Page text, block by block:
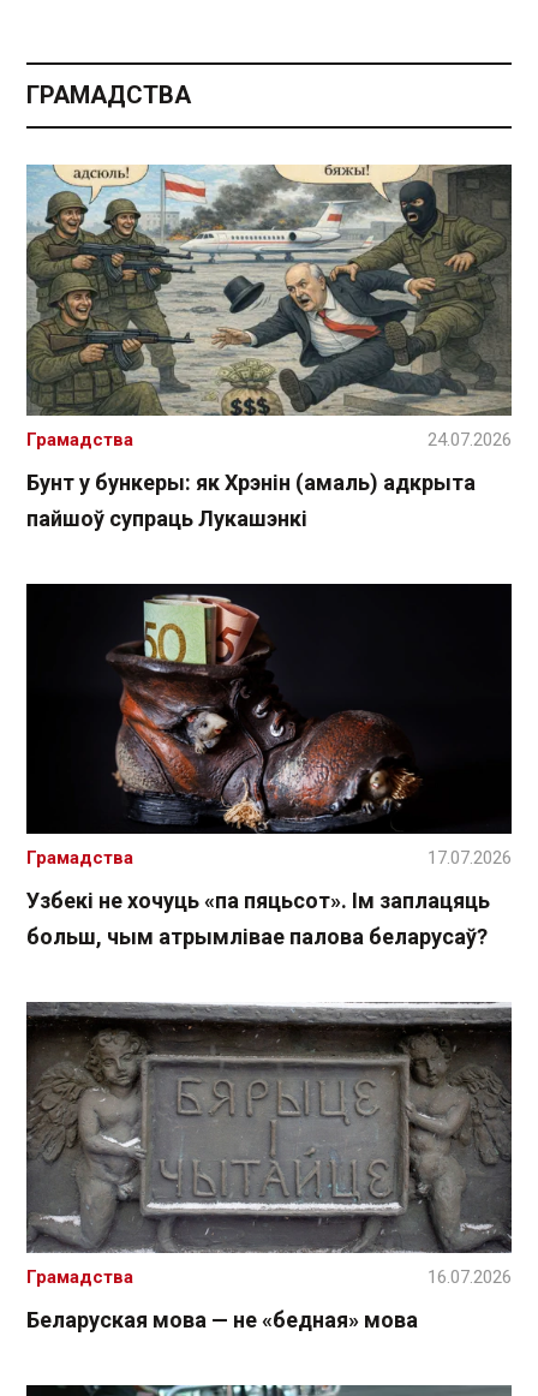
ГРАМАДСТВА
Бунт у бункеры: як Хрэнін (амаль) адкрыта
пайшоў супраць Лукашэнкі
Грамадства 24.07.2026
Узбекі не хочуць «па пяцьсот». Ім заплацяць
больш, чым атрымлівае палова беларусаў?
Грамадства 17.07.2026
Беларуская мова — не «бедная» мова
Грамадства 16.07.2026